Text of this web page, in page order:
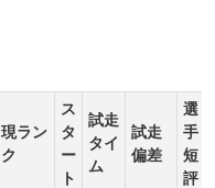
現ラン
ク
ス
タ
ー
ト
試走
タイ
ム
試走
偏差
選
手
短
評